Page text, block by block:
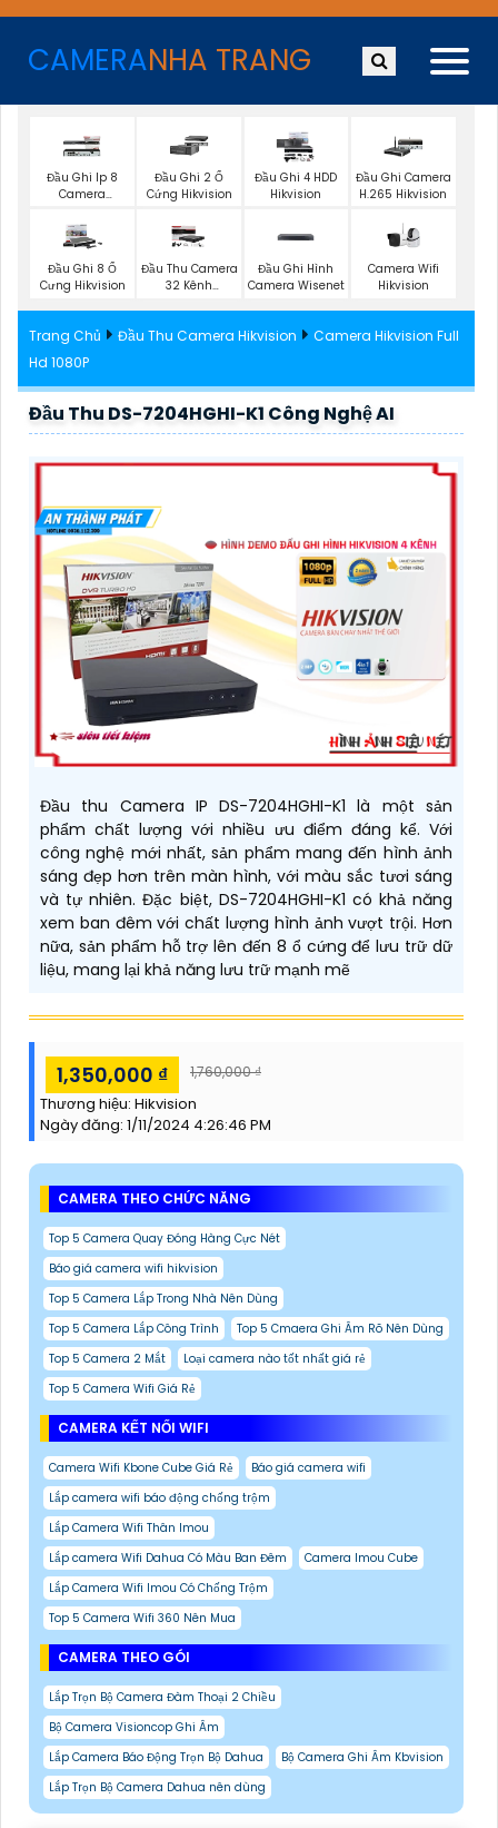
CAMERANHA TRANG
Đầu Ghi Ip 8
Camera
Đầu Ghi 2 Ổ
Cứng Hikvision
Đầu Ghi 4 HDD
Hikvision
Đầu Ghi Camera
H.265 Hikvision
Đầu Ghi 8 Ổ
Cưng Hikvision
Đầu Thu Camera
32 Kênh
Đầu Ghi Hình
Camera Wisenet
Camera Wifi
Hikvision
Trang Chủ Đầu Thu Camera Hikvision
Camera Hikvision Full
Hd 1080P
Đầu Thu DS-7204HGHI-K1 Công Nghệ AI
Đầu thu Camera IP DS-7204HGHI-K1 là một sản
phẩm chất lượng với nhiều ưu điểm đáng kể. Với
công nghệ mới nhất, sản phẩm mang đến hình ảnh
sáng đẹp hơn trên màn hình, với màu sắc tươi sáng
và tự nhiên. Đặc biệt, DS-7204HGHI-K1 có khả năng
xem ban đêm với chất lượng hình ảnh vượt trội. Hơn
nữa, sản phẩm hỗ trợ lên đến 8 ổ cứng để lưu trữ dữ
liệu, mang lại khả năng lưu trữ mạnh mẽ
1,350,000 ₫ 1,760,000 ₫
Thương hiệu: Hikvision
Ngày đăng: 1/11/2024 4:26:46 PM
CAMERA THEO CHỨC NĂNG
Top 5 Camera Quay Đóng Hàng Cực Nét
Báo giá camera wifi hikvision
Top 5 Camera Lắp Trong Nhà Nên Dùng
Top 5 Camera Lắp Công Trình
Top 5 Cmaera Ghi Âm Rõ Nên Dùng
Top 5 Camera 2 Mắt
Loại camera nào tốt nhất giá rẻ
Top 5 Camera Wifi Giá Rẻ
CAMERA KẾT NỐI WIFI
Camera Wifi Kbone Cube Giá Rẻ
Báo giá camera wifi
Lắp camera wifi báo động chống trộm
Lắp Camera Wifi Thân Imou
Lắp camera Wifi Dahua Có Màu Ban Đêm
Camera Imou Cube
Lắp Camera Wifi Imou Có Chống Trộm
Top 5 Camera Wifi 360 Nên Mua
CAMERA THEO GÓI
Lắp Trọn Bộ Camera Đàm Thoại 2 Chiều
Bộ Camera Visioncop Ghi Âm
Lắp Camera Báo Động Trọn Bộ Dahua
Bộ Camera Ghi Âm Kbvision
Lắp Trọn Bộ Camera Dahua nên dùng